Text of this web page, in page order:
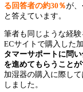
る回答者の約30％が、
と答えています。
筆者も同じような経
ECサイトで購入した
タマーサポートに問
を進めてもらうこと
加湿器の購入に際して
しました。